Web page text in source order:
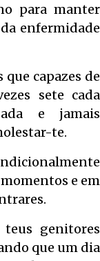
para manter
enfermidade
que capazes de
sete cada
e jamais
te.
e em
genitores
que um dia